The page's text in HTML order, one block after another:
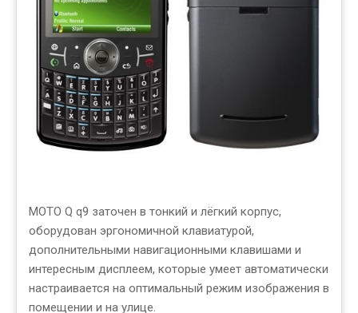
MOTO Q q9 заточен в тонкий и лёгкий корпус,
оборудован эргономичной клавиатурой,
дополнительными навигационными клавишами и
интересным дисплеем, которые умеет автоматически
настраивается на оптимальный режим изображения в
помещении и на улице.